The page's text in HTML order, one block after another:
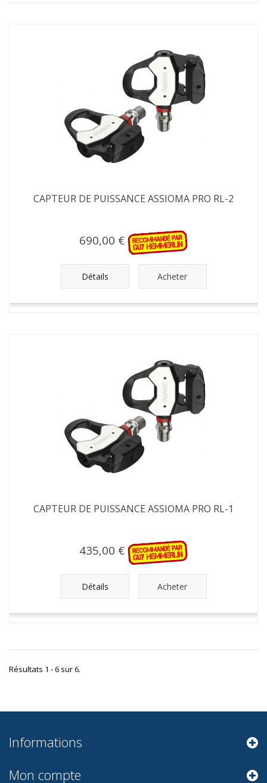
CAPTEUR DE PUISSANCE ASSIOMA PRO RL-2
690,00 €
Détails Acheter
CAPTEUR DE PUISSANCE ASSIOMA PRO RL-1
435,00 €
Détails Acheter
Résultats 1 - 6 sur 6.
Informations
Mon compte